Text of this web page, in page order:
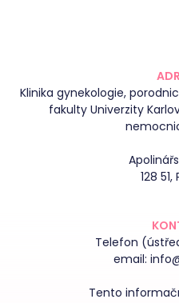
Klinika gynekologie,
fakulty Univerzity
128
Telefon
email:
Tento